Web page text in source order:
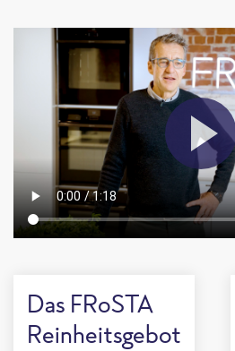
Das FRoSTA
Reinheitsgebot